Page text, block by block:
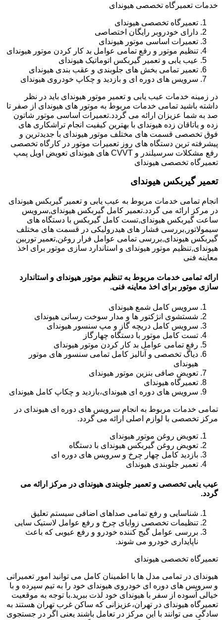
خدمات تعمیرگاه تخصصی هیوندای
تعمیرگاه تخصصی هیوندای
دارای خودروبر رایگان اختصاصی
تعمیرات اساسی موتور هیوندای
تنظیم موتور و رفع تمامی عوامل بد کار کردن موتور هیوندای
عیب یابی و تعمیر گیربکس اتوماتیک هیوندای
تعمیر تمامی بخش های جلوبندی و عقب بندی هیوندای
سرویس های دوره ای و بازدید و چکاپ خودروی هیوندای
در زمینه خدمات عیب یابی و تعمیر موتور هیوندای باید در نظر
داشته باشید تمامی خدمات مربوط به موتور های هیوندای از صفر تا
صد به شما عزیزان ارائه می گردد.تعمیرات اساسی موتور شاتون
زده و یاتاقان زده هیوندای با بهترین کیفیت انجام تراشکاری های
فوق تخصصی قسمت های مختلف موتور هیوندای با جدیدترین و
پیشرفته ترین دستگاه های روز تعمیرات موتور در کارگاه تخصصی
رفع مشکلات سرسیلندر و CVVT های هیوندای تعویض اویل پمپ
تعمیرگاه تخصصی هیوندای
تعمیر گیربکس هیوندای
انجام تمامی خدمات مربوط به عیب یابی و تعمیر گیربکس هیوندای
در مرکز ارائه می گردد.تعمیر کامل گیربکس هیوندای,سرویس
ساعت گیربکس هیوندای,تست کامل گیربکس با دستگاه های
سیمولاتور,بررسی فشار های هیدرولیکی در قسمت های مختلف
گیربکس هیوندای,بررسی تمامی عوامل فرار روغن,تعمیر توربین
هیوندای,تنظیم موتور هیوندای و استاندارد سازی موتور برای اخذ
معاینه فنی
ارائه تمامی خدمات مربوط به تنظیم موتور هیوندای و استاندارد
سازی موتور برای اخذ معاینه فنی.
سرویس کامل شمع هیوندای
شستشوی انژکتور ها و مدار سوخت رسانی هیوندای
سرویس کامل دریچه گاز و مپ سنسور هیوندای
تست کامل موتور با دستگاه چهارگاز
رفع تمامی عوامل بد کار کردن موتور هیوندای
دیاگ تخصصی و آنالیز کامل تمامی سنسور های موتور
هیوندای
تعویض صافی بنزین موتور هیوندای
تعمیرگاه هیوندای
سرویس های دوره ای هیوندای،بازدید و چکاپ کامل هیوندای
تمامی خدمات مربوط به انجام سرویس های دوره ای هیوندای در
مرکز تخصصی با لوازم اصلی ارائه می گردد.
تعویض روغن موتور هیوندای
تعویض روغن گیربکس هیوندای با دستگاه
بازدید کامل چهار چرخ و سرویس های دوره ای
تعمیر جلوبندی هیوندای
عیب یابی تخصصی و تعمیر جلوبندی هیوندای در مرکز ارائه می
گردد.
شناسایی و رفع تمامی صداهای اضافی سیستم تعلیق
تنظیمات تخصصی زوایای چرخ و رفع عوامل لاستیک سایی
بررسی عوامل گیج کننده خودرو و رفع عیوبی که باعث
ناپایداری خودرو می شوند.
تعمیرگاه تخصصی هیوندای
هیوندای در تمامی مدل ها با اطمینان کامل می توانید امور تعمیراتی
و سرویس های دوره ای خودروی هیوندای خود را به تیم سپرده و با
خیالی آسوده از سفر با هیوندای خود لذت ببرید.با توجه به موقعیت
تعمیرگاه هیوندای در تهران،عزیزانی که ساکن غرب تهران هستند به
سادگی می توانند با این مرکز در تعامل باشند یعنی اگر در جستجوی